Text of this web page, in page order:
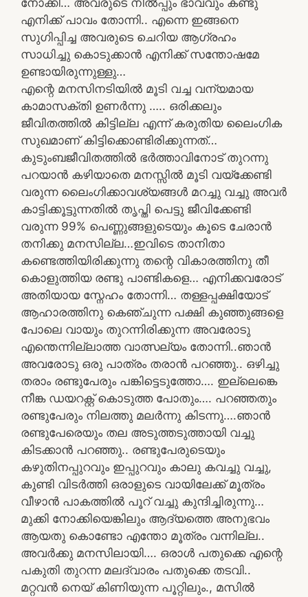
നോക്കി… അവരുടെ നിൽപ്പും ഭാവവും കണ്ടു
എനിക്ക് പാവം തോന്നി.. എന്നെ ഇങ്ങനെ
സുഗിപ്പിച്ച അവരുടെ ചെറിയ ആഗ്രഹം
സാധിച്ചു കൊടുക്കാൻ എനിക്ക് സന്തോഷമേ
ഉണ്ടായിരുന്നുള്ളു…
എന്റെ മനസിനടിയിൽ മൂടി വച്ച വന്യമായ
കാമാസക്തി ഉണർന്നു ….. ഒരിക്കലും
ജീവിതത്തിൽ കിട്ടില്ല എന്ന് കരുതിയ ലൈംഗിക
സുഖമാണ് കിട്ടിക്കൊണ്ടിരിക്കുന്നത്…
കുടുംബജീവിതത്തിൽ ഭർത്താവിനോട് തുറന്നു
പറയാൻ കഴിയാതെ മനസ്സിൽ മൂടി വയ്ക്കേണ്ടി
വരുന്ന ലൈംഗിക്കാവശ്യങ്ങൾ മറച്ചു വച്ചു അവർ
കാട്ടിക്കൂട്ടുന്നതിൽ തൃപ്തി പെട്ടു ജീവിക്കേണ്ടി
വരുന്ന 99% പെണ്ണുങ്ങളുടെയും കൂടെ ചേരാൻ
തനിക്കു മനസില്ല…ഇവിടെ താനിതാ
കണ്ടെത്തിയിരിക്കുന്നു തന്റെ വികാരത്തിനു തീ
കൊളുത്തിയ രണ്ടു പാണ്ടികളെ… എനിക്കവരോട്
അതിയായ സ്നേഹം തോന്നി… തള്ളപ്പക്ഷിയോട്
ആഹാരത്തിനു കെഞ്ചുന്ന പക്ഷി കുഞ്ഞുങ്ങളെ
പോലെ വായും തുറന്നിരിക്കുന്ന അവരോടു
എന്തെന്നില്ലാത്ത വാത്സല്യം തോന്നി..ഞാൻ
അവരോടു ഒരു പാത്രം തരാൻ പറഞ്ഞു.. ഒഴിച്ചു
തരാം രണ്ടുപേരും പങ്കിട്ടെടുത്തോ…. ഇല്ലെങ്കെ
നീങ്ക ഡയറക്റ്റ് കൊടുത്ത പോതും…. പറഞ്ഞതും
രണ്ടുപേരും നിലത്തു മലർന്നു കിടന്നു….ഞാൻ
രണ്ടുപേരെയും തല അടുത്തടുത്തായി വച്ചു
കിടക്കാൻ പറഞ്ഞു.. രണ്ടുപേരുടെയും
കഴുതിനപ്പുറവും ഇപ്പുറവും കാലു കവച്ചു വച്ചു,
കുണ്ടി വിടർത്തി ഒരാളുടെ വായിലേക്ക് മൂത്രം
വീഴാൻ പാകത്തിൽ പൂറ് വച്ചു കുന്ദിച്ചിരുന്നു…
മുക്കി നോക്കിയെങ്കിലും ആദ്യത്തെ അനുഭവം
ആയതു കൊണ്ടോ എന്തോ മൂത്രം വന്നില്ല..
അവർക്കു മനസിലായി…. ഒരാൾ പതുക്കെ എന്റെ
പകുതി തുറന്ന മലദ്വാരം പതുക്കെ തടവി..
മറ്റവൻ നെയ് കിണിയുന്ന പൂറ്റിലും., മസിൽ